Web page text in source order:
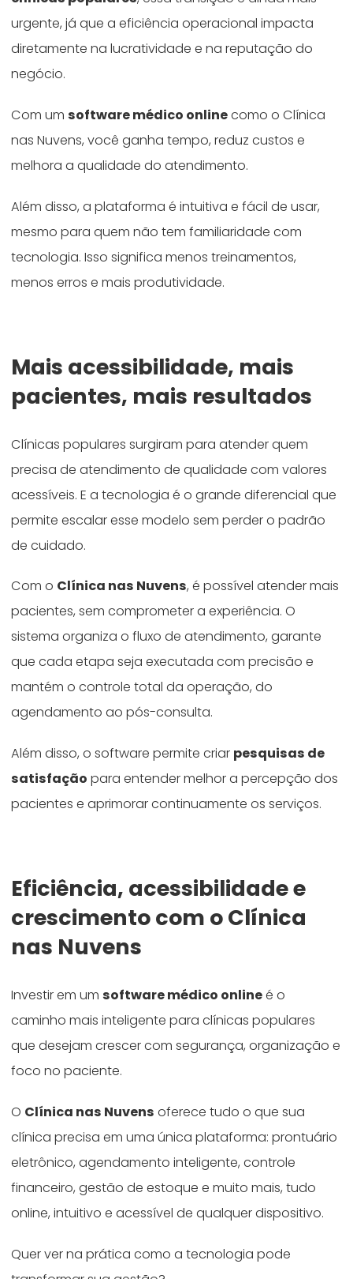
urgente, já que a eficiência operacional impacta
diretamente na lucratividade e na reputação do
negócio.
Com umsoftware médico onlinecomo o Clínica
nas Nuvens, você ganha tempo, reduz custos e
melhora a qualidade do atendimento.
Além disso, a plataforma é intuitiva e fácil de usar,
mesmo para quem não tem familiaridade com
tecnologia. Isso significa menos treinamentos,
menos erros e mais produtividade.
Mais acessibilidade, mais
pacientes, mais resultados
Clínicas populares surgiram para atender quem
precisa de atendimento de qualidade com valores
acessíveis. E a tecnologia é o grande diferencial que
permite escalar esse modelo sem perder o padrão
de cuidado.
Com o Clínica nas Nuvens, é possível atender mais
pacientes, sem comprometer a experiência. O
sistema organiza o fluxo de atendimento, garante
que cada etapa seja executada com precisão e
mantém o controle total da operação, do
agendamento ao pós-consulta.
Além disso, o software permite criar pesquisas de
satisfação para entender melhor a percepção dos
pacientes e aprimorar continuamente os serviços.
Eficiência, acessibilidade e
crescimento com o Clínica
nas Nuvens
Investir em umsoftware médico onlineé o
caminho mais inteligente para clínicas populares
que desejam crescer com segurança, organização e
foco no paciente.
O Clínica nas Nuvens oferece tudo o que sua
clínica precisa em uma única plataforma: prontuário
eletrônico, agendamento inteligente, controle
financeiro, gestão de estoque e muito mais, tudo
online, intuitivo e acessível de qualquer dispositivo.
Quer ver na prática como a tecnologia pode